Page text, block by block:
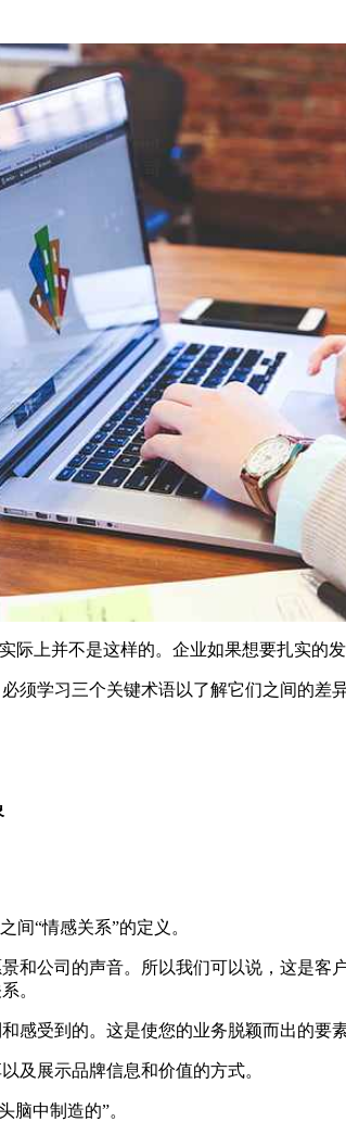
上并不是这样的。企业如果想要扎实的
须学习三个关键术语以了解它们之间的差异
间“情感关系”的定义。
和公司的声音。所以我们可以说，这是
。
感受到的。这是使您的业务脱颖而出的要
及展示品牌信息和价值的方式。
脑中制造的”。